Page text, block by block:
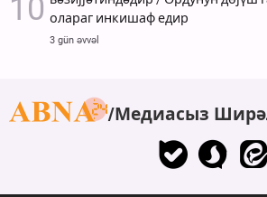
олараг инкишаф едир
3 gün əvvəl
Медиасыз